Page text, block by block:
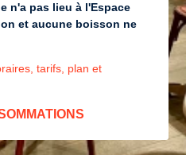
n'a pas lieu à l'Espace
et aucune boisson ne
tarifs, plan et